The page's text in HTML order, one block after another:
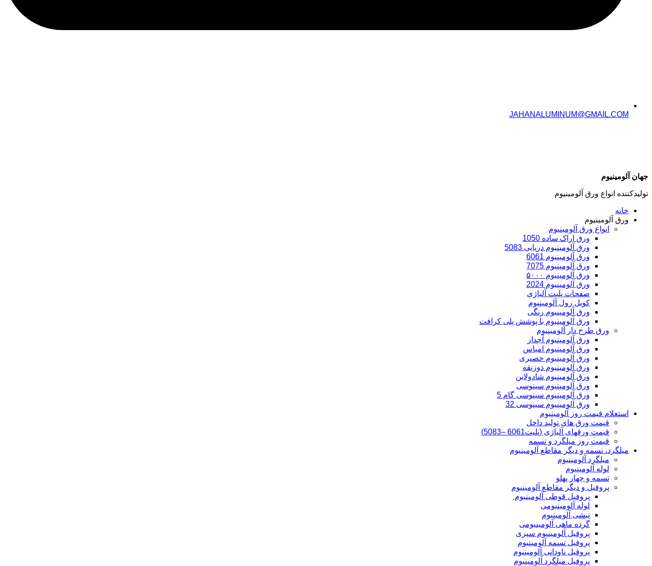
JAHANALUMINUM@GMAIL.COM
جهان آلومینیوم
تولیدکننده انواع ورق آلومینیوم
خانه
ورق آلومینیوم
انواع ورق آلومینیوم
ورق اراک ساده 1050
ورق آلومینیوم دریایی 5083
ورق آلومینیوم 6061
ورق آلومینیوم 7075
ورق آلومینیوم ۵۰۰۰
ورق آلومینیوم 2024
صفحات پلیت آلیاژی
کویل رول آلومینیوم
ورق‌ آلومینیوم رنگی
ورق آلومینیوم با پوشش پلی کرافت
ورق طرح دار آلومینیوم
ورق آلومینیوم آجدار
ورق آلومینیوم امباس
ورق آلومینیوم حصیری
ورق آلومینیوم ذوزنقه
ورق آلومینیوم شادولاین
ورق آلومینیوم سینوسی
ورق آلومینیوم سینوسی گام 5
ورق آلومینیوم سینوسی 32
استعلام قیمت روز آلومینیوم
قیمت ورق های تولید داخل
قیمت ورقهای آلیاژی (پلیت6061 –5083)
قیمت روز میلگرد و تسمه
میلگرد، تسمه و دیگر مقاطع آلومینیوم
میلگرد آلومینیوم
لوله آلومینیوم
تسمه و چهار پهلو
پروفیل و دیگر مقاطع آلومینیوم
پروفیل قوطی آلومینیوم
لوله آلومینیومی
نبشی آلومینیوم
گرده ماهی آلومینیومی
پروفیل آلومینیوم سپری
پروفیل تسمه آلومینیوم
پروفیل ناودانی آلومینیوم
پروفیل میلگرد آلومینیوم